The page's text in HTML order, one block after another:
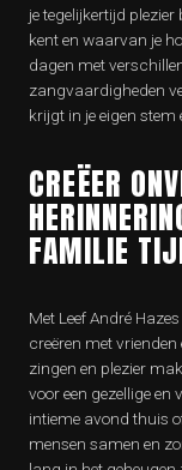
je tegelijkertijd
kent en waarvan je
dagen met
zangvaardigheden
krijgt in je eigen stem
CREËER
FAMILIE
Met Leef André
creëren met
zingen en plezier
voor een gezellige en
intieme avond thuis
mensen samen en